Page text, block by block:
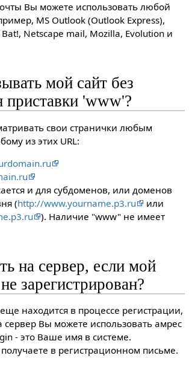
Вы можете использовать любой
MS Outlook (Outlook Express),
Netscape mail, Mozilla, Evolution и
мой сайт без
приставки 'www'?
свои странички любым
из этих URL:
и для субдоменов, или доменов
(http://www.yourname.p3.ru
или
). Наличие "www" не имеет
на сервер, если мой
зарегистрирован?
находится в процессе регистрации,
сервер Вы можете использовать амрес
- это Ваше имя в системе.
в регистрационном письме.